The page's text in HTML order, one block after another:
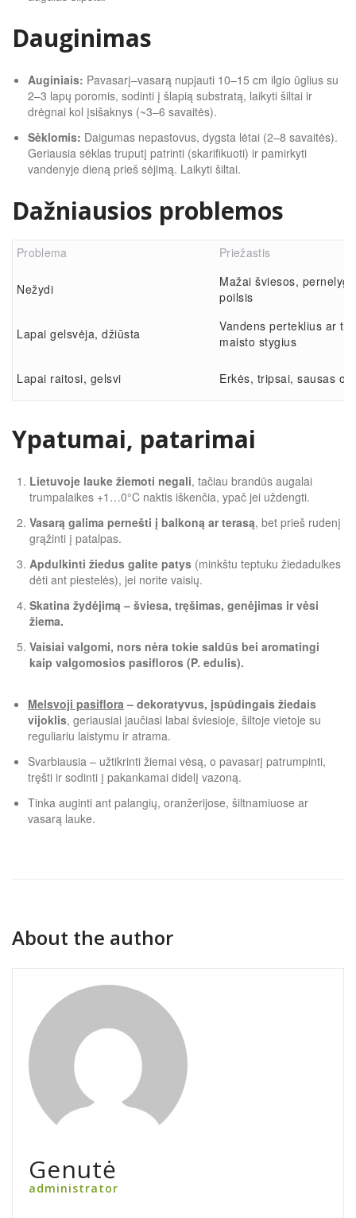
Dauginimas
Auginiais: Pavasarį–vasarą nupjauti 10–15 cm ilgio ūglius su
2–3 lapų poromis, sodinti į šlapią substratą, laikyti šiltai ir
drėgnai kol įsišaknys (~3–6 savaitės).
Sėklomis: Daigumas nepastovus, dygsta lėtai (2–8 savaitės).
Geriausia sėklas truputį patrinti (skarifikuoti) ir pamirkyti
vandenyje dieną prieš sėjimą. Laikyti šiltai.
Dažniausios problemos
Problema Priežastis
Nežydi
Mažai šviesos, pernelyg
poilsis
Lapai gelsvėja, džiūsta
Vandens perteklius ar
maisto stygius
Lapai raitosi, gelsvi Erkės, tripsai, sausas
Ypatumai, patarimai
Lietuvoje lauke žiemoti negali, tačiau brandūs augalai
trumpalaikes +1…0°C naktis iškenčia, ypač jei uždengti.
Vasarą galima pernešti į balkoną ar terasą, bet prieš rudenį
grąžinti į patalpas.
Apdulkinti žiedus galite patys (minkštu teptuku žiedadulkes
dėti ant piestelės), jei norite vaisių.
Skatina žydėjimą – šviesa, tręšimas, genėjimas ir vėsi
žiema.
Vaisiai valgomi, nors nėra tokie saldūs bei aromatingi
kaip valgomosios pasifloros (P. edulis).
Melsvoji pasiflora – dekoratyvus, įspūdingais žiedais
vijoklis, geriausiai jaučiasi labai šviesioje, šiltoje vietoje su
reguliariu laistymu ir atrama.
Svarbiausia – užtikrinti žiemai vėsą, o pavasarį patrumpinti,
tręšti ir sodinti į pakankamai didelį vazoną.
Tinka auginti ant palangių, oranžerijose, šiltnamiuose ar
vasarą lauke.
About the author
Genutė
administrator